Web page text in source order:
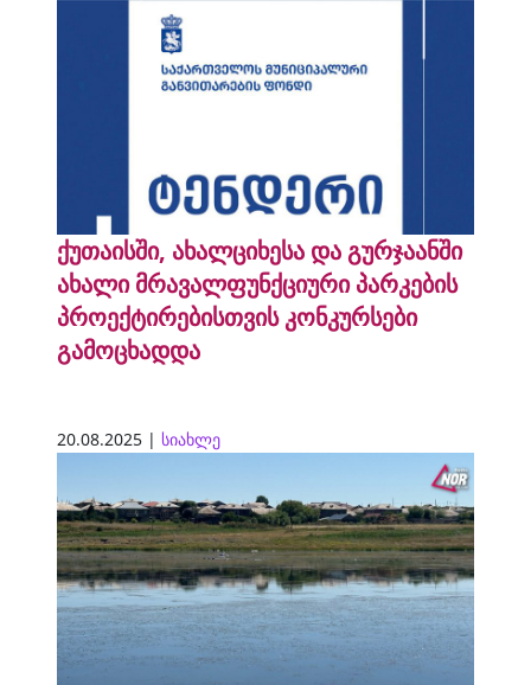
ქუთაისში, ახალციხესა და გურჯაანში
ახალი მრავალფუნქციური პარკების
პროექტირებისთვის კონკურსები
გამოცხადდა
20.08.2025 | სიახლე